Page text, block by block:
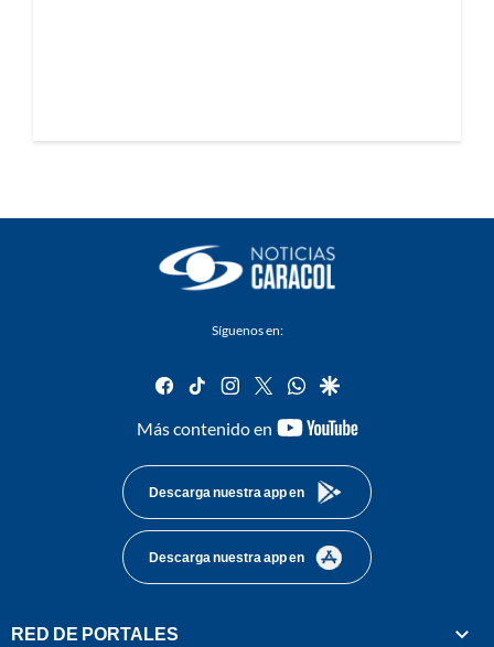
Síguenos en:
facebook
tiktok instagram
twitterwhatsapp
google
Más contenido en
youtube-
Descarga nuestra app en
Descarga nuestra app en
RED DE PORTALES